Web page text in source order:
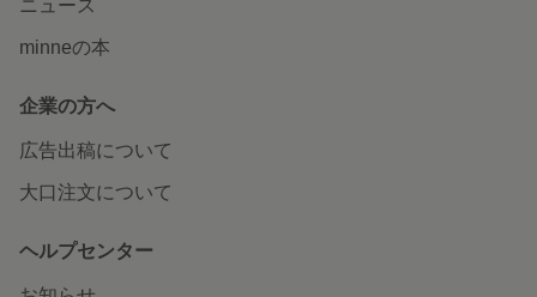
ニュース
minneの本
企業の方へ
広告出稿について
大口注文について
ヘルプセンター